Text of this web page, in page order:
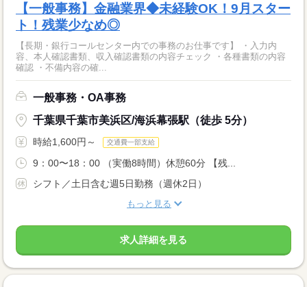
【一般事務】金融業界◆未経験OK！9月スター
ト！残業少なめ◎
【長期・銀行コールセンター内での事務のお仕事です】 ・入力内
容、本人確認書類、収入確認書類の内容チェック ・各種書類の内容
確認 ・不備内容の確...
一般事務・OA事務
千葉県千葉市美浜区/海浜幕張駅（徒歩 5分）
時給1,600円～ 交通費一部支給
9：00〜18：00 （実働8時間）休憩60分 【残...
シフト／土日含む週5日勤務（週休2日）
もっと見る
求人詳細を見る